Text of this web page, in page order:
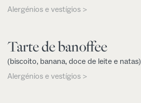
Alergénios e vestígios >
Tarte de banoffee
(biscoito, banana, doce de leite e natas)
Alergénios e vestígios >